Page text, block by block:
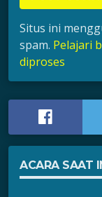
Situs ini
spam. Pelajari
diproses
ACARA SAAT